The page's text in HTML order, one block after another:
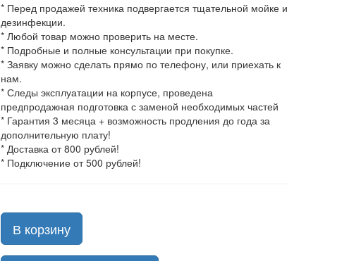
* Перед продажей техника подвергается тщательной мойке и
дезинфекции.
* Любой товар можно проверить на месте.
* Подробные и полные консультации при покупке.
* Заявку можно сделать прямо по телефону, или приехать к
нам.
* Следы эксплуатации на корпусе, проведена
предпродажная подготовка с заменой необходимых частей
* Гарантия 3 месяца + возможность продления до года за
дополнительную плату!
* Доставка от 800 рублей!
* Подключение от 500 рублей!
В корзину